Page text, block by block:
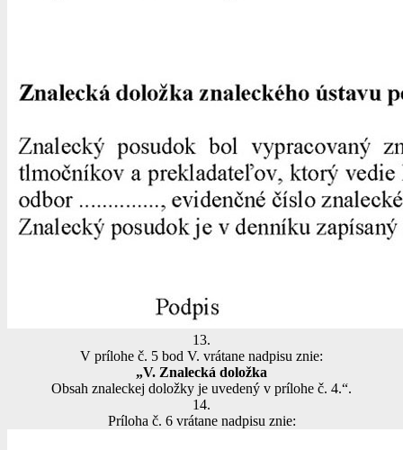
13.
V prílohe č. 5 bod V. vrátane nadpisu znie:
„V. Znalecká doložka
Obsah znaleckej doložky je uvedený v prílohe č. 4.“.
14.
Príloha č. 6 vrátane nadpisu znie: